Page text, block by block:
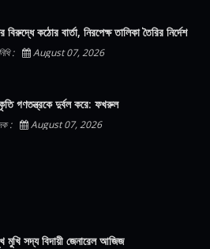
বিরুদ্ধে কঠোর বার্তা, নিরপেক্ষ তালিকা তৈরির নির্দেশ
: August 07, 2026
গণতন্ত্রকে দুর্বল করে: ফখরুল
: August 07, 2026
মুখি সদ্য বিদায়ী জেনারেল আজিজ